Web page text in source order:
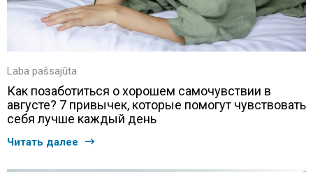
Laba pašsajūta
Как позаботиться о хорошем самочувствии в
августе? 7 привычек, которые помогут чувствовать
себя лучше каждый день
Читать далее